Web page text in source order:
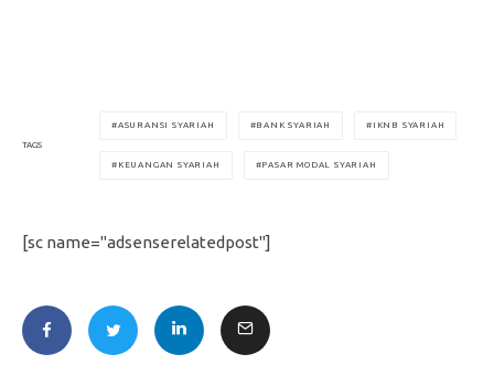
TAGS
ASURANSI SYARIAH BANK SYARIAH IKNB SYARIAH
KEUANGAN SYARIAH PASAR MODAL SYARIAH
[sc name="adsenserelatedpost"]